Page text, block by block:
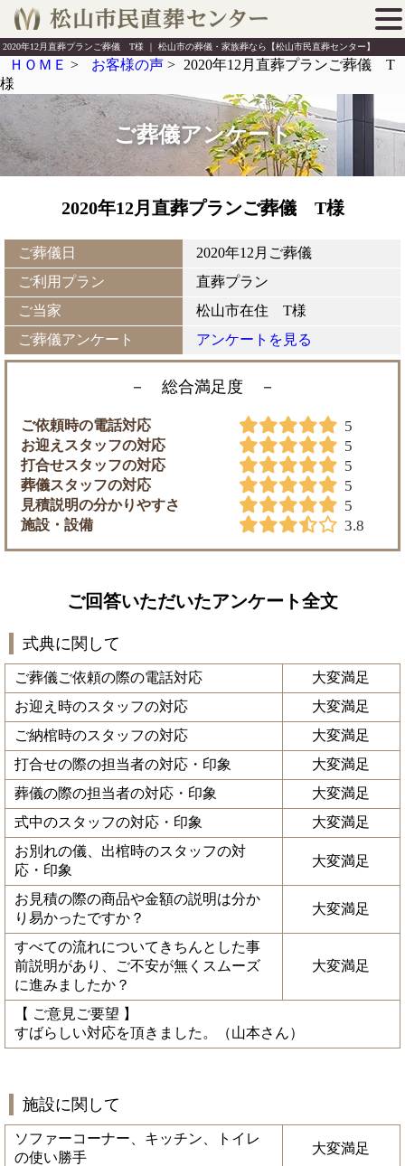
2020年12月直葬プランご葬儀 T様 ｜ 松山市の葬儀・家族葬なら【松山市民直葬センター】
ＨＯＭＥ > お客様の声 > 2020年12月直葬プランご葬儀 T
様
ご葬儀アンケート
2020年12月直葬プランご葬儀 T様
ご葬儀日
2020年12月ご葬儀
ご利用プラン
直葬プラン
ご当家
松山市在住 T様
ご葬儀アンケート
アンケートを見る
－ 総合満足度 －
ご依頼時の電話対応 5
お迎えスタッフの対応 5
打合せスタッフの対応 5
葬儀スタッフの対応 5
見積説明の分かりやすさ 5
施設・設備 3.8
ご回答いただいたアンケート全文
式典に関して
ご葬儀ご依頼の際の電話対応
大変満足
お迎え時のスタッフの対応
大変満足
ご納棺時のスタッフの対応
大変満足
打合せの際の担当者の対応・印象
大変満足
葬儀の際の担当者の対応・印象
大変満足
式中のスタッフの対応・印象
大変満足
お別れの儀、出棺時のスタッフの対
応・印象
大変満足
お見積の際の商品や金額の説明は分か
り易かったですか？
大変満足
すべての流れについてきちんとした事
前説明があり、ご不安が無くスムーズ
に進みましたか？
大変満足
【 ご意見ご要望 】
すばらしい対応を頂きました。（山本さん）
施設に関して
ソファーコーナー、キッチン、トイレ
の使い勝手
大変満足